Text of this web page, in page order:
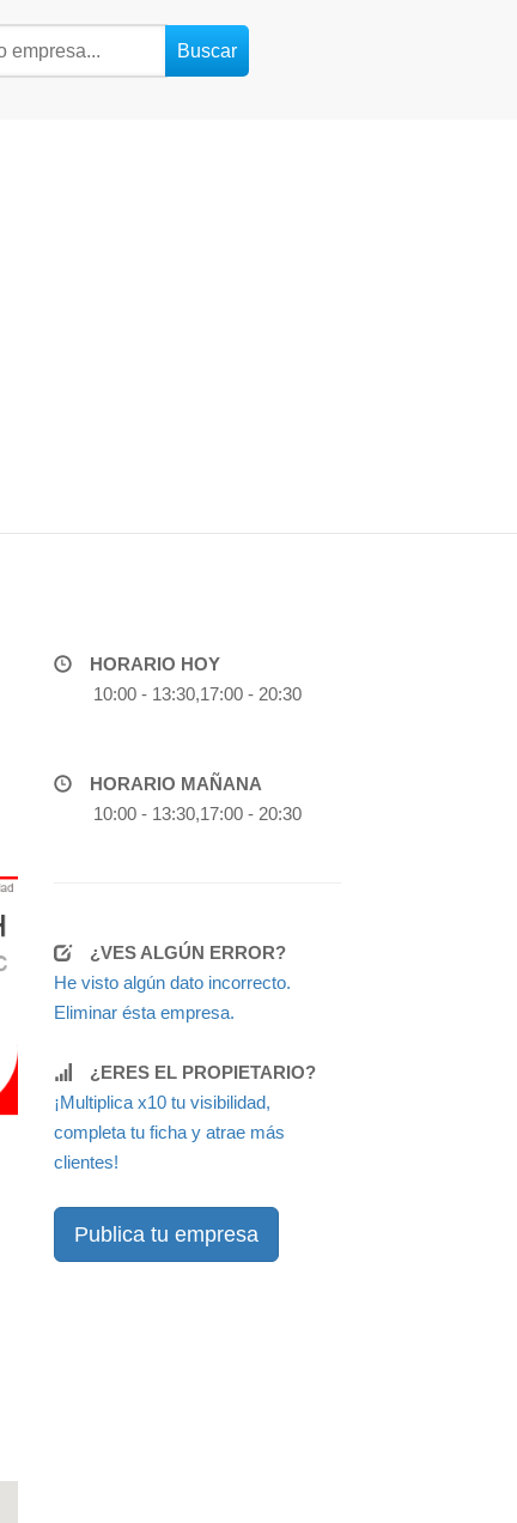
HORARIO HOY
10:00 - 13:30,17:00 - 20:30
HORARIO MAÑANA
10:00 - 13:30,17:00 - 20:30
¿VES ALGÚN ERROR?
He visto algún dato incorrecto.
Eliminar ésta empresa.
¿ERES EL PROPIETARIO?
¡Multiplica x10 tu visibilidad,
completa tu ficha y atrae más
clientes!
Publica tu empresa